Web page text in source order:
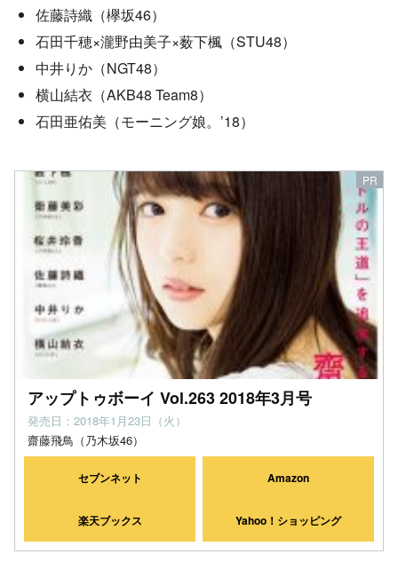
佐藤詩織（欅坂46）
石田千穂×瀧野由美子×薮下楓（STU48）
中井りか（NGT48）
横山結衣（AKB48 Team8）
石田亜佑美（モーニング娘。’18）
アップトゥボーイ Vol.263 2018年3月号
発売日：2018年1月23日（火）
齋藤飛鳥（乃木坂46）
セブンネット Amazon
楽天ブックス Yahoo！ショッピング